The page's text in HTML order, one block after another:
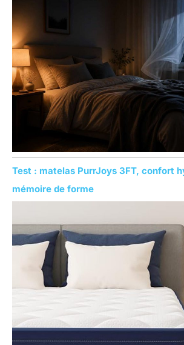
Test : matelas PurrJoys 3FT, confort
mémoire de forme